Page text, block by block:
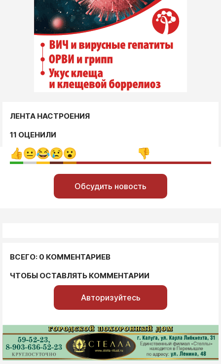
ЛЕНТА НАСТРОЕНИЯ
11 ОЦЕНИЛИ
Обсудить новость
ВСЕГО: 0 КОММЕНТАРИЕВ
ЧТОБЫ ОСТАВЛЯТЬ КОММЕНТАРИИ
Авторизуйтесь